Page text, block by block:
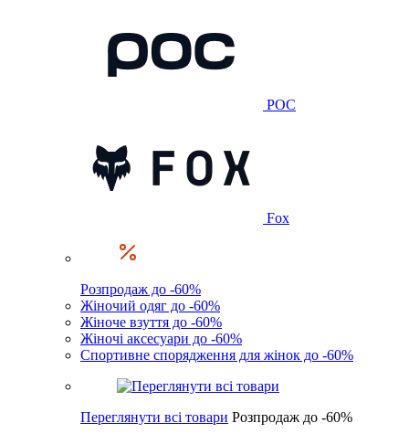
POC
Fox
Розпродаж до -60%
Жіночий одяг до -60%
Жіноче взуття до -60%
Жіночі аксесуари до -60%
Спортивне спорядження для жінок до -60%
Переглянути всі товари Розпродаж до -60%